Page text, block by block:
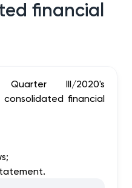
financial
III/2020's
financial